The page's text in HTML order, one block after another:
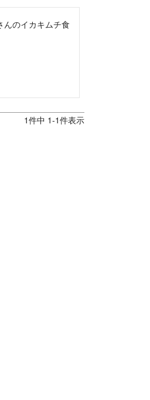
んのイカキムチ食
1件中 1-1件表示